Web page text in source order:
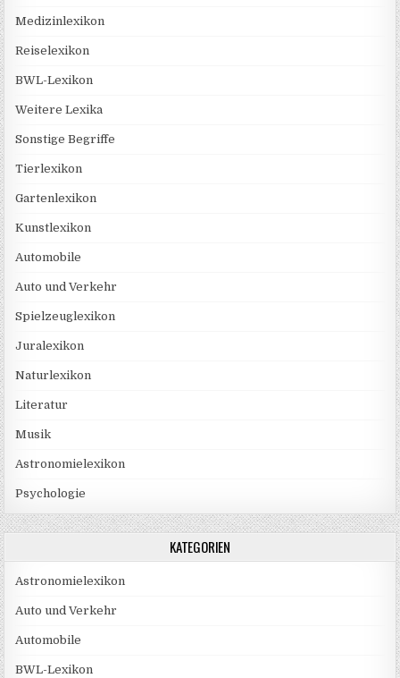
Medizinlexikon
Reiselexikon
BWL-Lexikon
Weitere Lexika
Sonstige Begriffe
Tierlexikon
Gartenlexikon
Kunstlexikon
Automobile
Auto und Verkehr
Spielzeuglexikon
Juralexikon
Naturlexikon
Literatur
Musik
Astronomielexikon
Psychologie
KATEGORIEN
Astronomielexikon
Auto und Verkehr
Automobile
BWL-Lexikon